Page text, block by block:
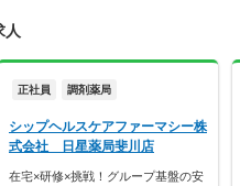
人
正社員 調剤薬局
シップヘルスケアファーマシー株
式会社 日星薬局斐川店
在宅×研修×挑戦！グループ基盤の安